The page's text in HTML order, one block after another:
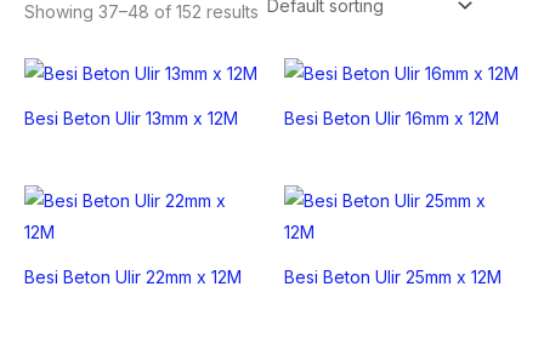
Showing 37–48 of 152 results
Besi Beton Ulir 13mm x 12M Besi Beton Ulir 16mm x 12M
Besi Beton Ulir 22mm x 12M Besi Beton Ulir 25mm x 12M